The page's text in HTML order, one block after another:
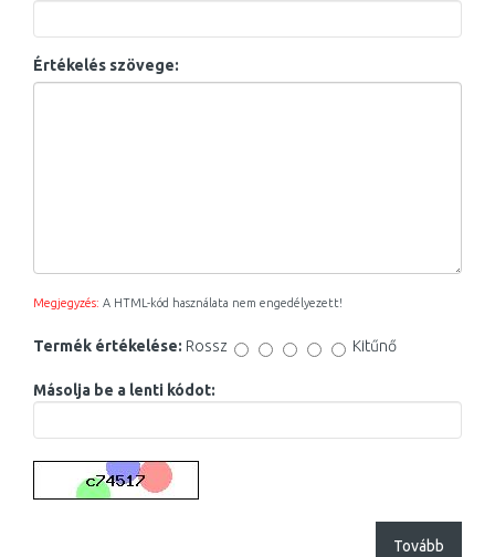
Értékelés szövege:
Megjegyzés: A HTML-kód használata nem engedélyezett!
Termék értékelése: Rossz Kitűnő
Másolja be a lenti kódot:
Tovább